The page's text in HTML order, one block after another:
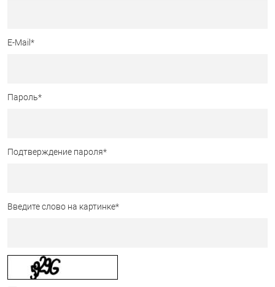
E-Mail *
Пароль*
Подтверждение пароля*
Введите слово на картинке*